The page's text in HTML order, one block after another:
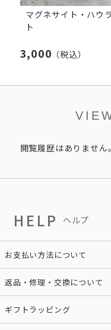
マグネサイト・ハウ
ト
3,000 （税込）
閲覧履歴はありません。
HELP ヘルプ
お支払い方法について
返品・修理・交換について
ギフトラッピング